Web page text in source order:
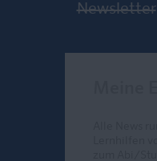
Newsletter